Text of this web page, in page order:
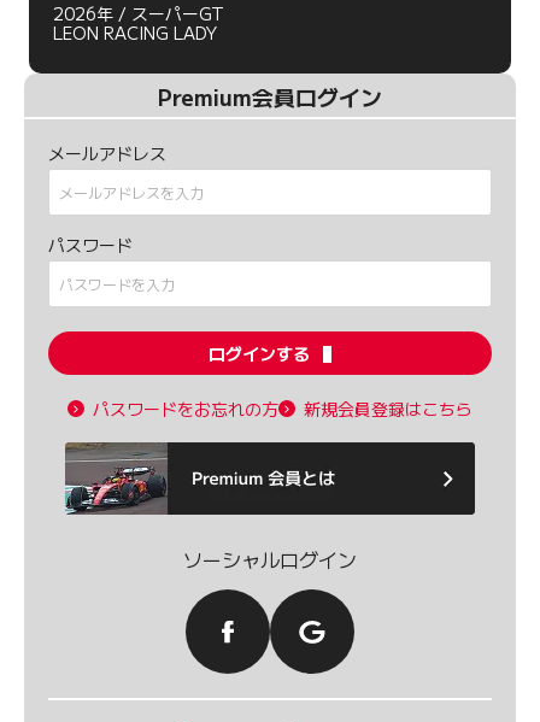
2026年 / スーパーGT
LEON RACING LADY
Premium会員ログイン
メールアドレス
パスワード
ログインする
パスワードをお忘れの方 新規会員登録はこちら
ソーシャルログイン